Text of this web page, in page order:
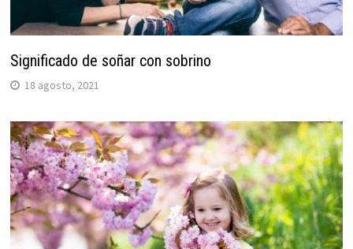
Significado de soñar con sobrino
18 agosto, 2021